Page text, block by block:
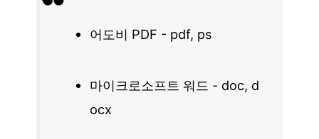
어도비 PDF - pdf, ps
마이크로소프트 워드 - doc, d
ocx